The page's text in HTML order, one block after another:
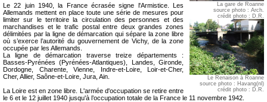
La gare de Roanne
source photo : Arch.
crédit photo : D.R.
Le Renaison à Roanne
source photo : Havang(nl)
crédit photo : D.R.
Le 22 juin 1940, la France écrasée signe l'Armistice. Les
Allemands mettent en place toute une série de mesures pour
limiter sur le territoire la circulation des personnes et des
marchandises et le trafic postal entre deux grandes zones
délimitées par la ligne de démarcation qui sépare la zone libre
où s’exerce l’autorité du gouvernement de Vichy, de la zone
occupée par les Allemands.
La ligne de démarcation traverse treize départements :
Basses-Pyrénées (Pyrénées-Atlantiques), Landes, Gironde,
Dordogne, Charente, Vienne, Indre-et-Loire, Loir-et-Cher,
Cher, Allier, Saône-et-Loire, Jura, Ain.
La Loire est en zone libre. L'armée d'occupation se retire entre
le 6 et le 12 juillet 1940 jusqu'à l’occupation totale de la France le 11 novembre 1942.